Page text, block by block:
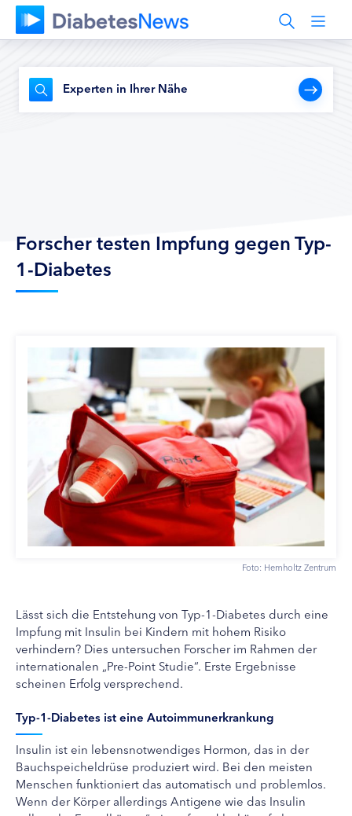
Experten in Ihrer Nähe
Forscher testen Impfung gegen Typ-
1-Diabetes
Foto: Hemholtz Zentrum
Lässt sich die Entstehung von Typ-1-Diabetes durch eine
Impfung mit Insulin bei Kindern mit hohem Risiko
verhindern? Dies untersuchen Forscher im Rahmen der
internationalen „Pre-Point Studie“. Erste Ergebnisse
scheinen Erfolg versprechend.
Typ-1-Diabetes ist eine Autoimmunerkrankung
Insulin ist ein lebensnotwendiges Hormon, das in der
Bauchspeicheldrüse produziert wird. Bei den meisten
Menschen funktioniert das automatisch und problemlos.
Wenn der Körper allerdings Antigene wie das Insulin